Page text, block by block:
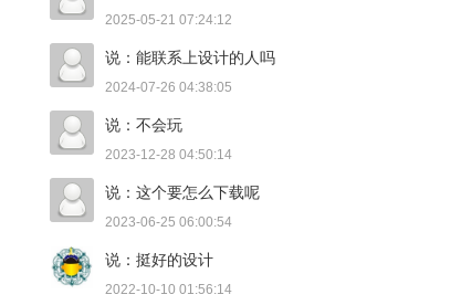
2025-05-21 07:24:12
说：能联系上设计的人吗
2024-07-26 04:38:05
说：不会玩
2023-12-28 04:50:14
说：这个要怎么下载呢
2023-06-25 06:00:54
说：挺好的设计
2022-10-10 01:56:14